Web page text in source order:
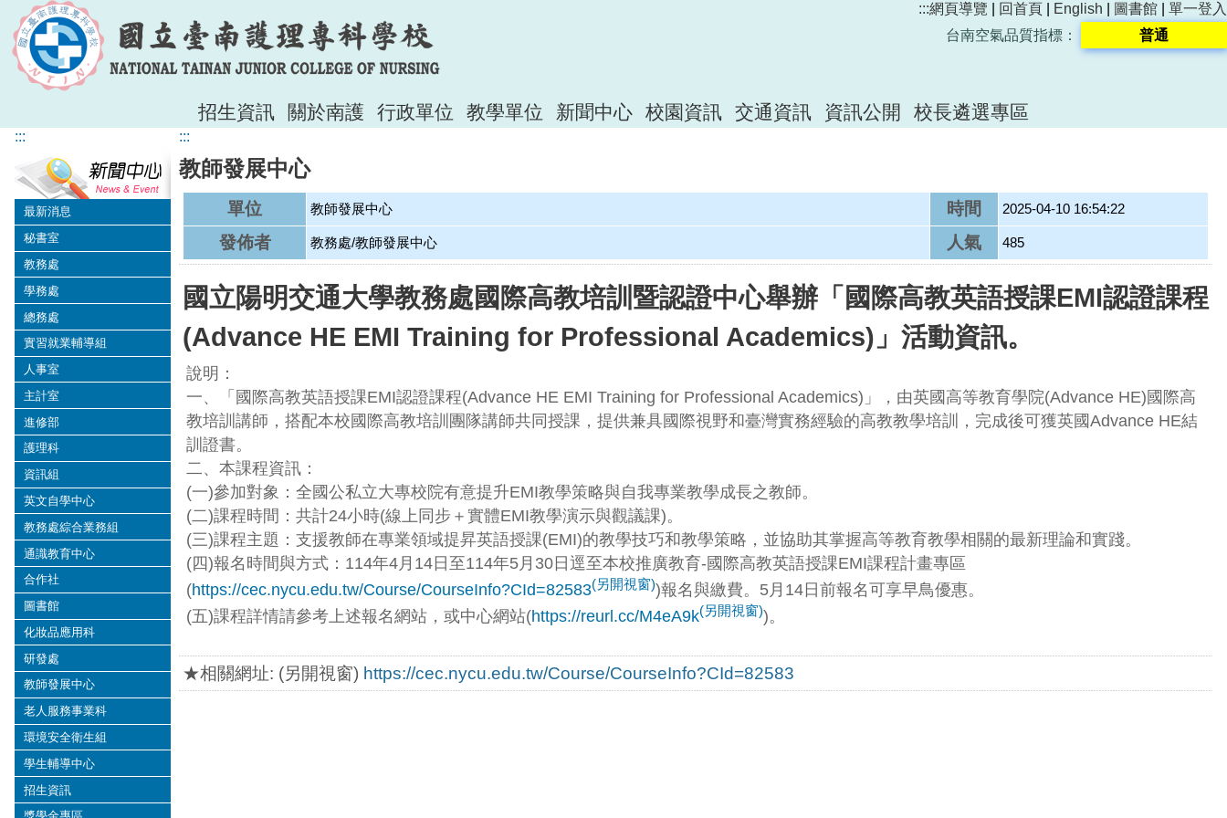
:::網頁導覽 回首頁 English 圖書館
單一登入
台南空氣品質指標：
普通
招生資訊 關於南護 行政單位 教學單位 新聞中心 校園資訊 交通資訊 資訊公開 校長遴選專區
:::
最新消息
秘書室
教務處
學務處
總務處
實習就業輔導組
人事室
主計室
進修部
護理科
資訊組
英文自學中心
教務處綜合業務組
通識教育中心
合作社
圖書館
化妝品應用科
研發處
教師發展中心
老人服務事業科
環境安全衛生組
學生輔導中心
招生資訊
:::
教師發展中心
單位 教師發展中心 時間 2025-04-10 16:54:22
發佈者 教務處/教師發展中心 人氣 485
國立陽明交通大學教務處國際高教培訓暨認證中心舉辦「國際高教英語授課EMI認證課程
(Advance HE EMI Training for Professional Academics)」活動資訊。
說明：
一、「國際高教英語授課EMI認證課程(Advance HE EMI Training for Professional Academics)」，由英國高等教育學院(Advance HE)國際高
教培訓講師，搭配本校國際高教培訓團隊講師共同授課，提供兼具國際視野和臺灣實務經驗的高教教學培訓，完成後可獲英國Advance HE結
訓證書。
二、本課程資訊：
(一)參加對象：全國公私立大專校院有意提升EMI教學策略與自我專業教學成長之教師。
(二)課程時間：共計24小時(線上同步＋實體EMI教學演示與觀議課)。
(三)課程主題：支援教師在專業領域提昇英語授課(EMI)的教學技巧和教學策略，並協助其掌握高等教育教學相關的最新理論和實踐。
(四)報名時間與方式：114年4月14日至114年5月30日逕至本校推廣教育-國際高教英語授課EMI課程計畫專區
(https://cec.nycu.edu.tw/Course/CourseInfo?CId=82583(另開視窗))報名與繳費。5月14日前報名可享早鳥優惠。
(五)課程詳情請參考上述報名網站，或中心網站(https://reurl.cc/M4eA9k(另開視窗))。
★相關網址: (另開視窗) https://cec.nycu.edu.tw/Course/CourseInfo?CId=82583